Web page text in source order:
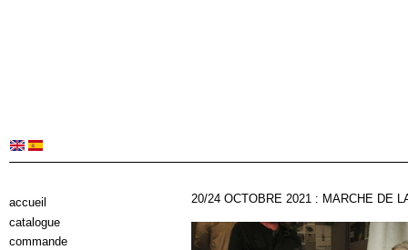
20/24 OCTOBRE 2021 : MARCHE DE
accueil
catalogue
commande